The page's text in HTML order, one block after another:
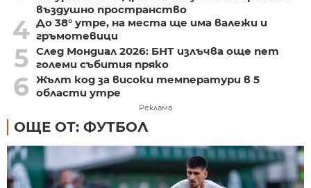
въздушно пространство
4 До 38° утре, на места ще има валежи и
гръмотевици
5 След Мондиал 2026: БНТ излъчва още пет
големи събития пряко
6 Жълт код за високи температури в 5
области утре
Реклама
ОЩЕ ОТ: ФУТБОЛ